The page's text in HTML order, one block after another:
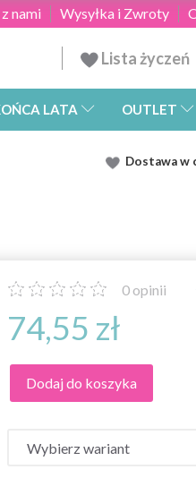
Wysyłka i Zwroty
nami
Lista życzeń
LATA OUTLET
Dostawaw
0 opinii
74,55 zł
Dodaj do koszyka